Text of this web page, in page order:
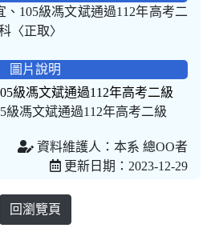
、105級馮文斌通過112年高考二
〈正取〉
圖片說明
級馮文斌通過112年高考二級
資料維護人：本系 總OO者
更新日期：2023-12-29
回瀏覽頁